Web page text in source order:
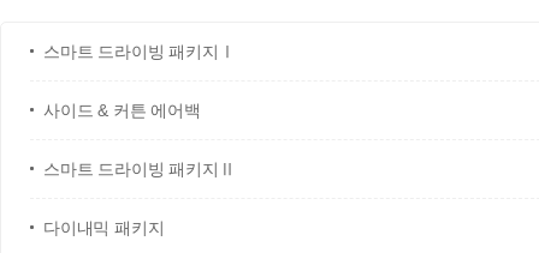
스마트 드라이빙 패키지Ⅰ
사이드 & 커튼 에어백
스마트 드라이빙 패키지Ⅱ
다이내믹 패키지